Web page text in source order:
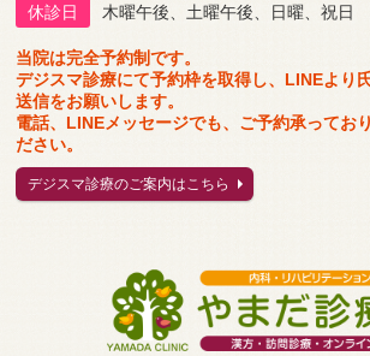
休診日
木曜午後、土曜午後、日曜、祝日
当院は完全予約制です。
デジスマ診療にて予約枠を取得し、LINEより
送信をお願いします。
電話、LINEメッセージでも、ご予約承ってお
ださい。
デジスマ診療のご案内はこちら